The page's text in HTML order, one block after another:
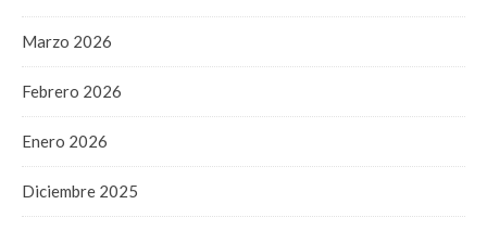
Marzo 2026
Febrero 2026
Enero 2026
Diciembre 2025